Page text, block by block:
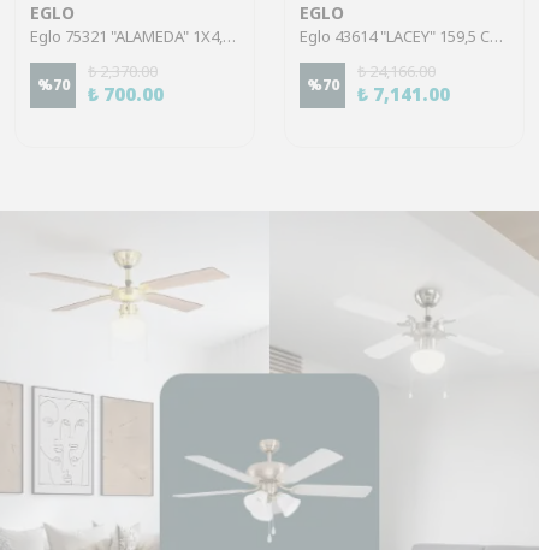
EGLO
Eglo 75321 "ALAMEDA" 1X4,5W Çelik Nikel Mat Sıva Üstü Spot
%70
₺ 2,370.00
₺ 700.00
EGLO
Eglo 43614 "LACEY" 159,5 Cm Yüksekliğinde Çelik, Ahşap Köşe Lambası Lambader
%70
₺ 24,166.00
₺ 7,141.00